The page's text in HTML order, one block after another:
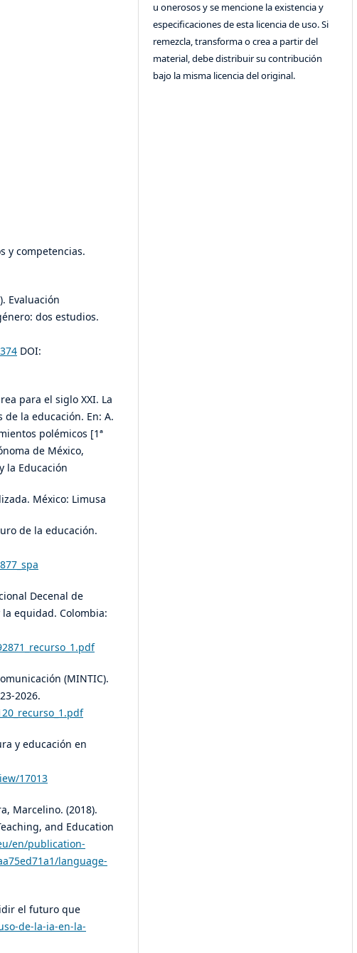
y competencias.
Evaluación
dos estudios.
DOI:
para el siglo XXI. La
la educación. En: A.
polémicos [1ª
de México,
la Educación
México: Limusa
de la educación.
Decenal de
equidad. Colombia:
(MINTIC).
2026.
y educación en
17013
Marcelino. (2018).
and Education
en/publication-
language-
el futuro que
de-la-ia-en-la-
u onerosos y se mencione la existencia y
especificaciones de esta licencia de uso. Si
remezcla, transforma o crea a partir del
material, debe distribuir su contribución
bajo la misma licencia del original.